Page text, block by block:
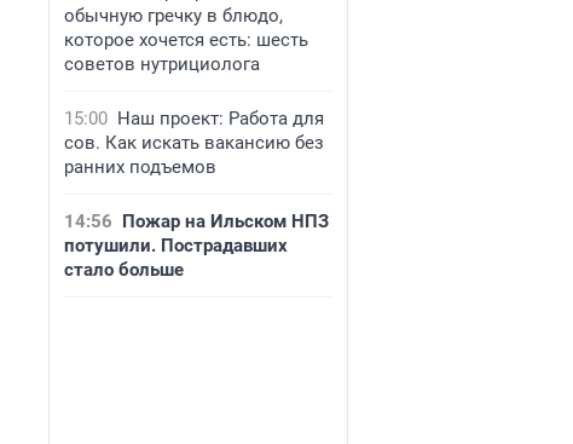
обычную гречку в блюдо,
которое хочется есть: шесть
советов нутрициолога
15:00 Наш проект: Работа для
сов. Как искать вакансию без
ранних подъемов
14:56 Пожар на Ильском НПЗ
потушили. Пострадавших
стало больше